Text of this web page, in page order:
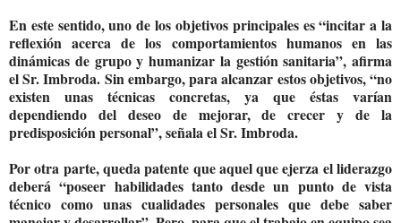
En este sentido, uno de los objetivos principales es “incitar a la
reflexión acerca de los comportamientos humanos en las
dinámicas de grupo y humanizar la gestión sanitaria”, afirma
el Sr. Imbroda. Sin embargo, para alcanzar estos objetivos, “no
existen unas técnicas concretas, ya que éstas varían
dependiendo del deseo de mejorar, de crecer y de la
predisposición personal”, señala el Sr. Imbroda.
Por otra parte, queda patente que aquel que ejerza el liderazgo
deberá “poseer habilidades tanto desde un punto de vista
técnico como unas cualidades personales que debe saber